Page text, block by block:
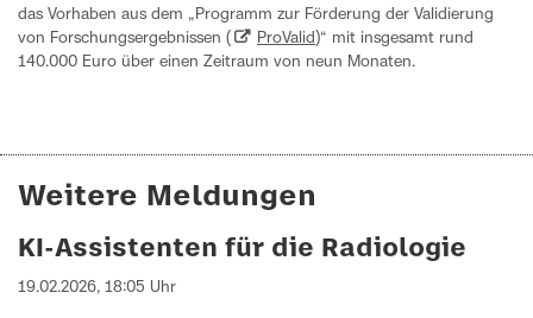
das Vorhaben aus dem „Programm zur Förderung der Validierung
von Forschungsergebnissen (
ProValid )“ mit insgesamt rund
140.000 Euro über einen Zeitraum von neun Monaten.
Weitere Meldungen
KI-Assistenten für die Radiologie
19.02.2026, 18:05 Uhr